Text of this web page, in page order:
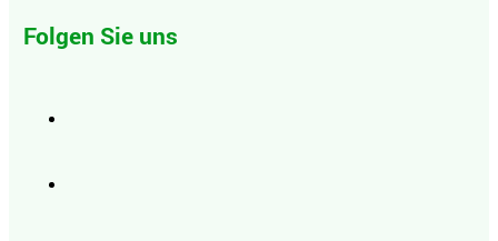
Folgen Sie uns